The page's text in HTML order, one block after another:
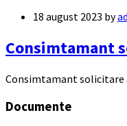
18 august 2023 by
Consimtamant
Consimtamant solicitare
Documente